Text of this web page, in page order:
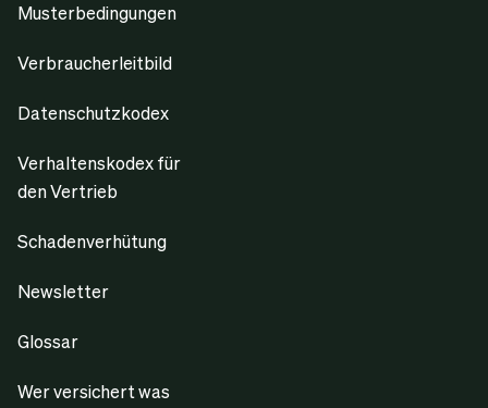
Musterbedingungen
Verbraucherleitbild
Datenschutzkodex
Verhaltenskodex für
den Vertrieb
Schadenverhütung
Newsletter
Glossar
Wer versichert was